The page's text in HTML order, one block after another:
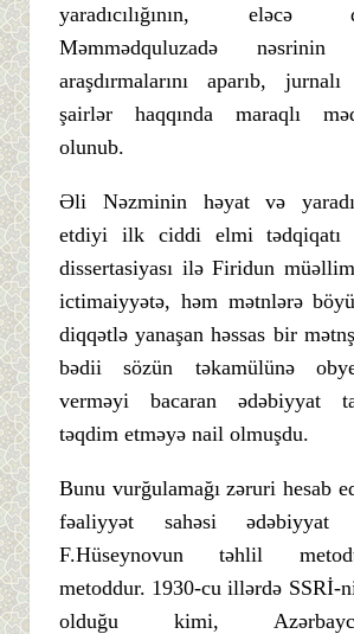
yaradıcılığının,
Məmmədquluzadə nəsrinin
araşdırmalarını aparıb,
şairlər haqqında maraqlı
olunub.
Əli Nəzminin həyat və
etdiyi ilk ciddi elmi tədqiqatı
dissertasiyası ilə Firidun
ictimaiyyətə, həm mətnlərə
diqqətlə yanaşan həssas bir
bədii sözün təkamülünə
verməyi bacaran ədəbiyyat
təqdim etməyə nail olmuşdu.
Bunu vurğulamağı zəruri hesab
fəaliyyət sahəsi
F.Hüseynovun təhlil
metoddur. 1930-cu illərdə SSRİ-
olduğu kimi,